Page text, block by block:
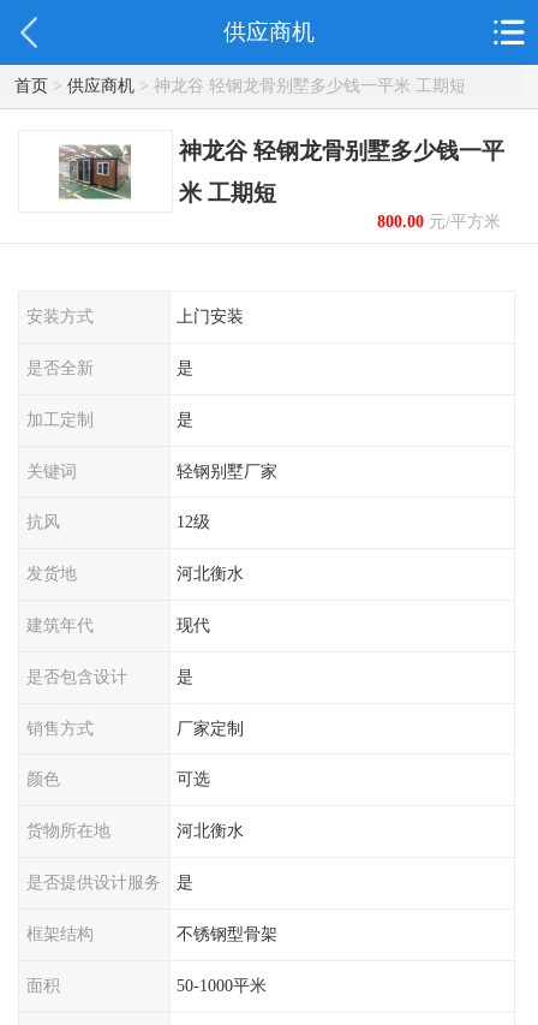
供应商机
首页> 供应商机> 神龙谷 轻钢龙骨别墅多少钱一平米 工期短
神龙谷 轻钢龙骨别墅多少钱一平
米 工期短
800.00元/平方米
起
安装方式 上门安装
是否全新 是
加工定制 是
关键词 轻钢别墅厂家
抗风 12级
发货地 河北衡水
建筑年代 现代
是否包含设计 是
销售方式 厂家定制
颜色 可选
货物所在地 河北衡水
是否提供设计服务 是
框架结构 不锈钢型骨架
面积 50-1000平米